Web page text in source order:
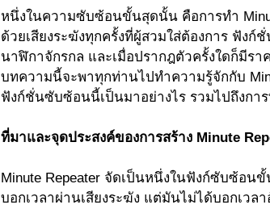
หนึ่งในความซับซ้อนขั้นสุดนั้น คือการทำ
ด้วยเสียงระฆังทุกครั้งที่ผู้สวมใส่ต้องการ ฟัง
นาฬิกาจักรกล และเมื่อปรากฎตัวครั้งใดก็มีร
บทความนี้จะพาทุกท่านไปทำความรู้จักกับ
ฟังก์ชั่นซับซ้อนนี้เป็นมาอย่างไร รวมไปถึงกา
ที่มาและจุดประสงค์ของการสร้าง Minute
Minute Repeater จัดเป็นหนึ่งในฟังก์ซับซ้อน
บอกเวลาผ่านเสียงระฆัง แต่มันไม่ได้บอกเวล